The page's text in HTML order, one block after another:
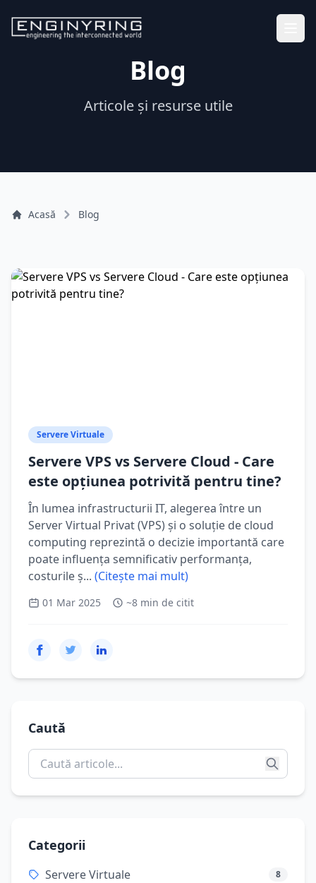
Blog
Articole și resurse utile
Acasă Blog
Servere Virtuale
Servere VPS vs Servere Cloud - Care
este opțiunea potrivită pentru tine?
În lumea infrastructurii IT, alegerea între un
Server Virtual Privat (VPS) și o soluție de cloud
computing reprezintă o decizie importantă care
poate influența semnificativ performanța,
costurile ș... (Citește mai mult)
01 Mar 2025 ~8 min de citit
Caută
Categorii
Servere Virtuale 8